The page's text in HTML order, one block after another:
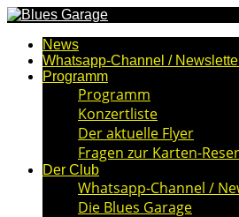
News
Whatsapp-Channel /
Programm
Programm
Konzertliste
Der aktuelle Flyer
Fragen zur Karten-
Der Club
Whatsapp-Channel /
Die Blues Garage